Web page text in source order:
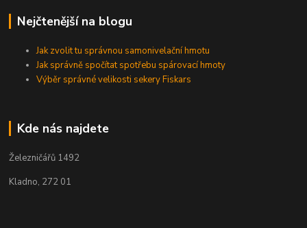
Nejčtenější na blogu
Jak zvolit tu správnou samonivelační hmotu
Jak správně spočítat spotřebu spárovací hmoty
Výběr správné velikosti sekery Fiskars
Kde nás najdete
Železničářů 1492
Kladno, 272 01